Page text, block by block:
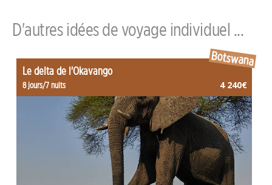
D'autres idées de voyage individuel ...
Le delta de l'Okavango
Botswana
8 jours/7 nuits 4 240€